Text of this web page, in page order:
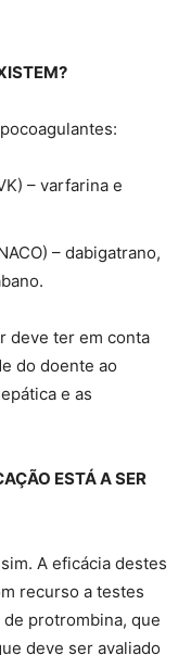
– varfarina e
– dabigatrano,
deve ter em conta
do doente ao
e as
ESTÁ A SER
A eficácia destes
recurso a testes
protrombina, que
deve ser avaliado